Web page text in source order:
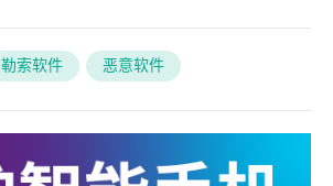
勒索软件 恶意软件